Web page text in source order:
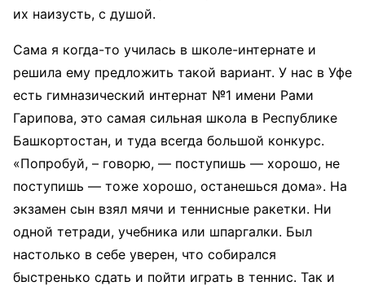
их наизусть, с душой.
Сама я когда-то училась в школе-интернате и
решила ему предложить такой вариант. У нас в Уфе
есть гимназический интернат №1 имени Рами
Гарипова, это самая сильная школа в Республике
Башкортостан, и туда всегда большой конкурс.
«Попробуй, – говорю, — поступишь — хорошо, не
поступишь — тоже хорошо, останешься дома». На
экзамен сын взял мячи и теннисные ракетки. Ни
одной тетради, учебника или шпаргалки. Был
настолько в себе уверен, что собирался
быстренько сдать и пойти играть в теннис. Так и